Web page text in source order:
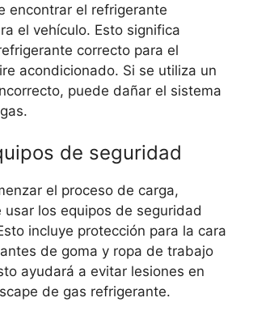
encontrar el refrigerante
el vehículo. Esto significa
correcto para el
acondicionado. Si se utiliza un
puede dañar el sistema
de seguridad
el proceso de carga,
usar los equipos de seguridad
incluye protección para la cara
de goma y ropa de trabajo
ayudará a evitar lesiones en
de gas refrigerante.